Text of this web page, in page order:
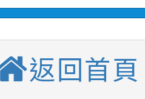
學期第7次代
招)
果(第3招)】
1學期第9次
招)
果(第4招)】
1學期第9次
果(第12招)】
返回首頁